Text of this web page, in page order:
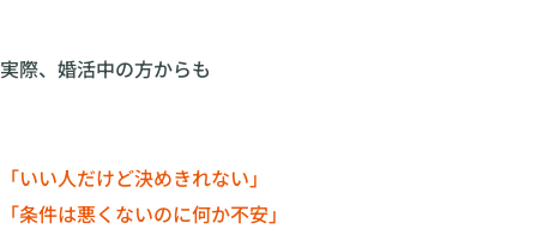
実際、婚活中の方からも
「いい人だけど決めきれない」
「条件は悪くないのに何か不安」